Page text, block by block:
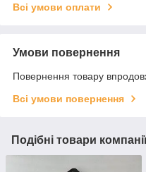
Всі умови оплати
Умови повернення
Повернення товару
Всі умови повернення
Подібні товари